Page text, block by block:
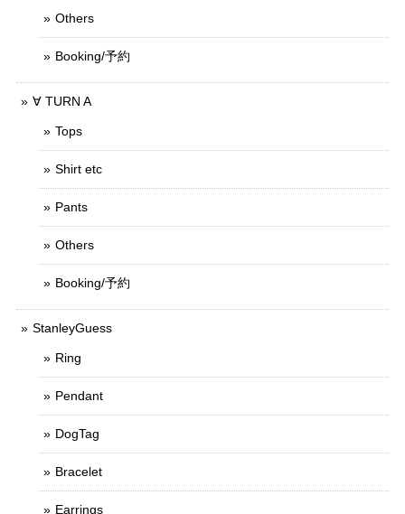
Others
Booking/予約
∀ TURN A
Tops
Shirt etc
Pants
Others
Booking/予約
StanleyGuess
Ring
Pendant
DogTag
Bracelet
Earrings